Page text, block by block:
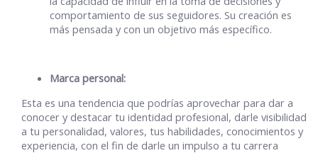
comportamiento de sus seguidores. Su creación es
más pensada y con un objetivo más específico.
Marca personal:
Esta es una tendencia que podrías aprovechar para dar a
conocer y destacar tu identidad profesional, darle visibilidad
a tu personalidad, valores, tus habilidades, conocimientos y
experiencia, con el fin de darle un impulso a tu carrera